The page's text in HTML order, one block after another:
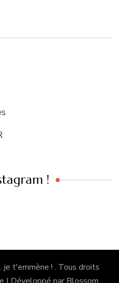
!
je t'emmène ! . Tous droits